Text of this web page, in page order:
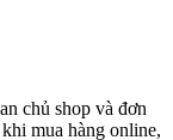
chủ shop và đơn
mua hàng online,